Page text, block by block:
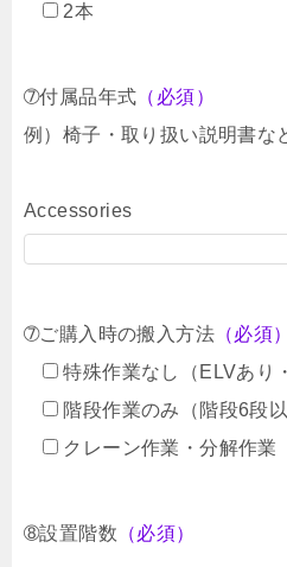
2本
➆付属品年式 （必須）
例）椅子・取り扱い説明書な
Accessories
➆ご購入時の搬入方法 （必須）
特殊作業なし（ELVあり
階段作業のみ（階段6段以
クレーン作業・分解作業
➇設置階数 （必須）